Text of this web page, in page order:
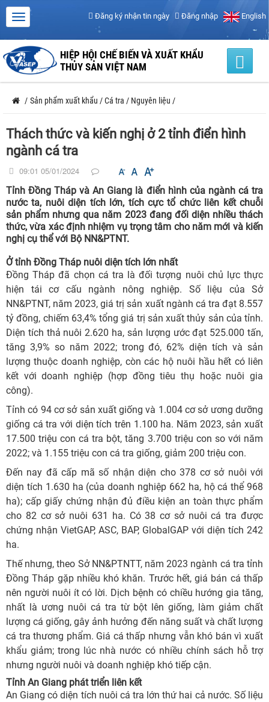
Đăng ký nhận tin ngày Đăng nhập English
HIỆP HỘI CHẾ BIẾN VÀ XUẤT KHẨU
THỦY SẢN VIỆT NAM
/ Sản phẩm xuất khẩu /Cá tra / Nguyên liệu /
Thách thức và kiến nghị ở 2 tỉnh điển hình
ngành cá tra
09:01 05/01/2024
Tỉnh Đồng Tháp và An Giang là điển hình của ngành cá tra
nước ta, nuôi diện tích lớn, tích cực tổ chức liên kết chuỗi
sản phẩm nhưng qua năm 2023 đang đối diện nhiều thách
thức, vừa xác định nhiệm vụ trọng tâm cho năm mới và kiến
nghị cụ thể với Bộ NN&PTNT.
Ở tỉnh Đồng Tháp nuôi diện tích lớn nhất
Đồng Tháp đã chọn cá tra là đối tượng nuôi chủ lực thực
hiện tái cơ cấu ngành nông nghiệp. Số liệu của Sở
NN&PTNT, năm 2023, giá trị sản xuất ngành cá tra đạt 8.557
tỷ đồng, chiếm 63,4% tổng giá trị sản xuất thủy sản của tỉnh.
Diện tích thả nuôi 2.620 ha, sản lượng ước đạt 525.000 tấn,
tăng 3,9% so năm 2022; trong đó, 62% diện tích và sản
lượng thuộc doanh nghiệp, còn các hộ nuôi hầu hết có liên
kết với doanh nghiệp (hợp đồng tiêu thụ hoặc nuôi gia
công).
Tỉnh có 94 cơ sở sản xuất giống và 1.004 cơ sở ương dưỡng
giống cá tra với diện tích trên 1.100 ha. Năm 2023, sản xuất
17.500 triệu con cá tra bột, tăng 3.700 triệu con so với năm
2022; và 1.155 triệu con cá tra giống, giảm 200 triệu con.
Đến nay đã cấp mã số nhận diện cho 378 cơ sở nuôi với
diện tích 1.630 ha (của doanh nghiệp 662 ha, hộ cá thể 968
ha); cấp giấy chứng nhận đủ điều kiện an toàn thực phẩm
cho 82 cơ sở nuôi 631 ha. Có 38 cơ sở nuôi cá tra được
chứng nhận VietGAP, ASC, BAP, GlobalGAP với diện tích 242
ha.
Thế nhưng, theo Sở NN&PTNTT, năm 2023 ngành cá tra tỉnh
Đồng Tháp gặp nhiều khó khăn. Trước hết, giá bán cá thấp
nên người nuôi ít có lời. Dịch bệnh có chiều hướng gia tăng,
nhất là ương nuôi cá tra từ bột lên giống, làm giảm chất
lượng cá giống, gây ảnh hưởng đến năng suất và chất lượng
cá tra thương phẩm. Giá cá thấp nhưng vẫn khó bán vì xuất
khẩu giảm; trong lúc nhà nước có nhiều chính sách hỗ trợ
nhưng người nuôi và doanh nghiệp khó tiếp cận.
Tỉnh An Giang phát triển liên kết
An Giang có diện tích nuôi cá tra lớn thứ hai cả nước. Số liệu